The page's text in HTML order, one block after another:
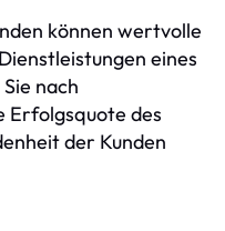
können wertvolle
eines
nach
Erfolgsquote des
der Kunden